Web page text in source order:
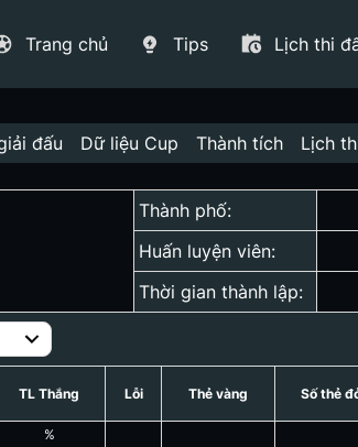
Trang chủ Tips Lịch thi
đấu Dữ liệu Cup Thành tích Lịch
Thành phố:
Huấn luyện viên:
Thời gian thành lập:
TL Thắng
%
Lỗi Thẻ vàng Số thẻ